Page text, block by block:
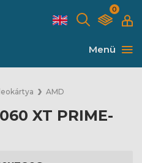
0
Menü
AMD
XT PRIME-